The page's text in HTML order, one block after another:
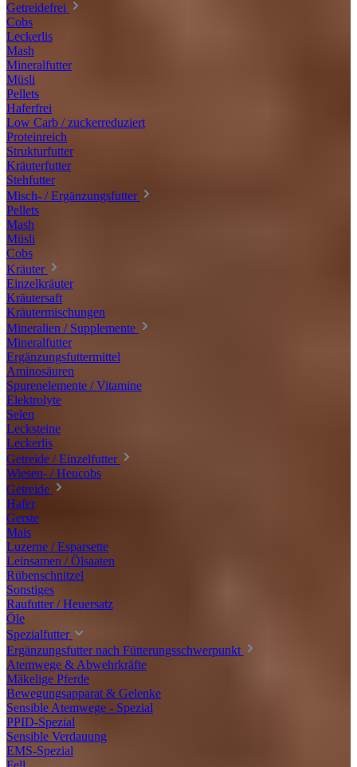
Getreidefrei
Cobs
Leckerlis
Mash
Mineralfutter
Müsli
Pellets
Haferfrei
Low Carb / zuckerreduziert
Proteinreich
Strukturfutter
Kräuterfutter
Stehfutter
Misch- / Ergänzungsfutter
Pellets
Mash
Müsli
Cobs
Kräuter
Einzelkräuter
Kräutersaft
Kräutermischungen
Mineralien / Supplemente
Mineralfutter
Ergänzungsfuttermittel
Aminosäuren
Spurenelemente / Vitamine
Elektrolyte
Selen
Lecksteine
Leckerlis
Getreide / Einzelfutter
Wiesen- / Heucobs
Getreide
Hafer
Gerste
Mais
Luzerne / Esparsette
Leinsamen / Ölsaaten
Rübenschnitzel
Sonstiges
Raufutter / Heuersatz
Öle
Spezialfutter
Ergänzungsfutter nach Fütterungsschwerpunkt
Atemwege & Abwehrkräfte
Mäkelige Pferde
Bewegungsapparat & Gelenke
Sensible Atemwege - Spezial
PPID-Spezial
Sensible Verdauung
EMS-Spezial